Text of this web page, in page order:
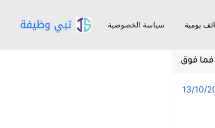
يومية سياسة الخصوصية
فوق
13/10/